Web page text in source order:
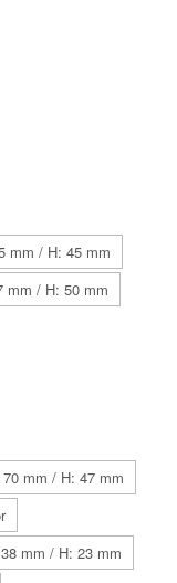
mm / H: 45 mm
mm / H: 50 mm
mm / H: 47 mm
mm / H: 23 mm